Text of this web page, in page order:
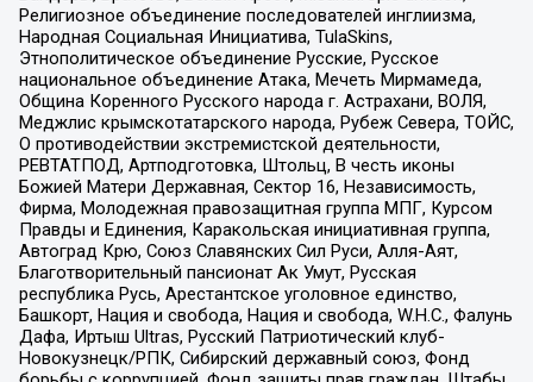
Религиозное объединение последователей инглиизма,
Народная Социальная Инициатива, TulaSkins,
Этнополитическое объединение Русские, Русское
национальное объединение Атака, Мечеть Мирмамеда,
Община Коренного Русского народа г. Астрахани, ВОЛЯ,
Меджлис крымскотатарского народа, Рубеж Севера, ТОЙС,
О противодействии экстремистской деятельности,
РЕВТАТПОД, Артподготовка, Штольц, В честь иконы
Божией Матери Державная, Сектор 16, Независимость,
Фирма, Молодежная правозащитная группа МПГ, Курсом
Правды и Единения, Каракольская инициативная группа,
Автоград Крю, Союз Славянских Сил Руси, Алля-Аят,
Благотворительный пансионат Ак Умут, Русская
республика Русь, Арестантское уголовное единство,
Башкорт, Нация и свобода, Нация и свобода, W.H.С., Фалунь
Дафа, Иртыш Ultras, Русский Патриотический клуб-
Новокузнецк/РПК, Сибирский державный союз, Фонд